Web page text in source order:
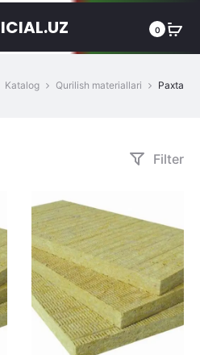
0
Katalog Qurilish materiallari Paxta
Filter